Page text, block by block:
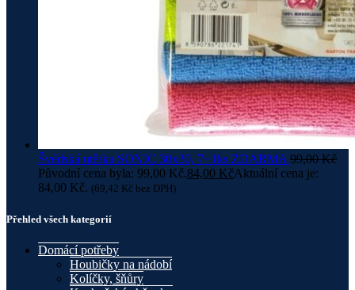
Švédská utěrka SONIC 30x30, 7+1ks ZDARMA 99,00Kč
Původní cena byla: 99,00 Kč.84,00 KčAktuální cena je:
84,00 Kč. (69,42 Kč bez DPH)
Přehled všech kategorií
Domácí potřeby
Houbičky na nádobí
Kolíčky, šňůry